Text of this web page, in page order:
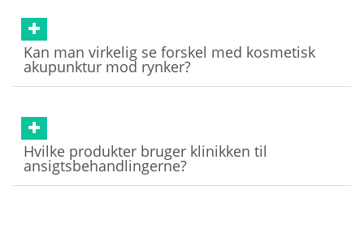
Kan man virkelig se forskel med kosmetisk
akupunktur mod rynker?
Hvilke produkter bruger klinikken til
ansigtsbehandlingerne?